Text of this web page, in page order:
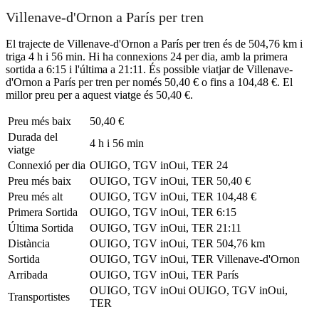
Villenave-d'Ornon a París per tren
El trajecte de Villenave-d'Ornon a París per tren és de 504,76 km i
triga 4 h i 56 min. Hi ha connexions 24 per dia, amb la primera
sortida a 6:15 i l'última a 21:11. És possible viatjar de Villenave-
d'Ornon a París per tren per només 50,40 € o fins a 104,48 €. El
millor preu per a aquest viatge és 50,40 €.
Preu més baix
50,40 €
Durada del
viatge
4 h i 56 min
Connexió per dia OUIGO, TGV inOui, TER 24
Preu més baix
OUIGO, TGV inOui, TER 50,40 €
Preu més alt
OUIGO, TGV inOui, TER 104,48 €
Primera Sortida
OUIGO, TGV inOui, TER 6:15
Última Sortida
OUIGO, TGV inOui, TER 21:11
Distància
OUIGO, TGV inOui, TER 504,76 km
Sortida
OUIGO, TGV inOui, TER Villenave-d'Ornon
Arribada
OUIGO, TGV inOui, TER París
Transportistes
OUIGO, TGV inOui OUIGO, TGV inOui,
TER